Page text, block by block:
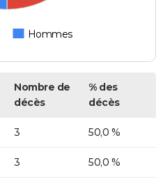
Hommes
Nombre de
décès
% des
décès
3 50,0 %
3 50,0 %